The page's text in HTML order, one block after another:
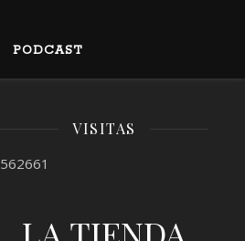
PODCAST
VISITAS
562661